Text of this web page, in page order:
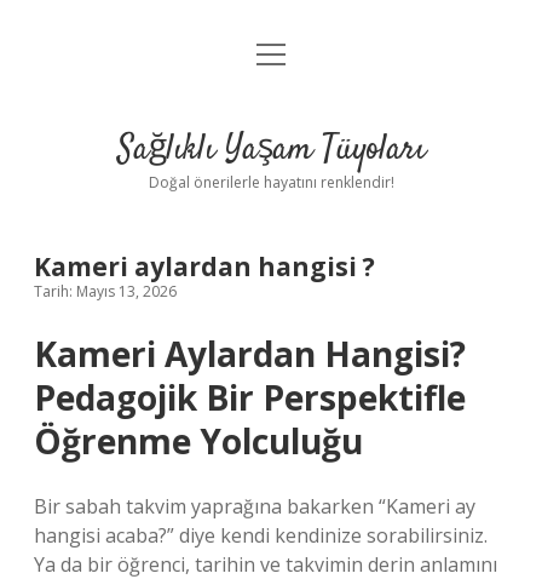
Anasayfa
Yasal Uyarı
menüyü
Sağlıklı Yaşam Tüyoları
Doğal önerilerle hayatını renklendir!
Kameri aylardan hangisi ?
Tarih: Mayıs 13, 2026
Kameri Aylardan Hangisi?
Pedagojik Bir Perspektifle
Öğrenme Yolculuğu
Bir sabah takvim yaprağına bakarken “Kameri ay
hangisi acaba?” diye kendi kendinize sorabilirsiniz.
Ya da bir öğrenci, tarihin ve takvimin derin anlamını